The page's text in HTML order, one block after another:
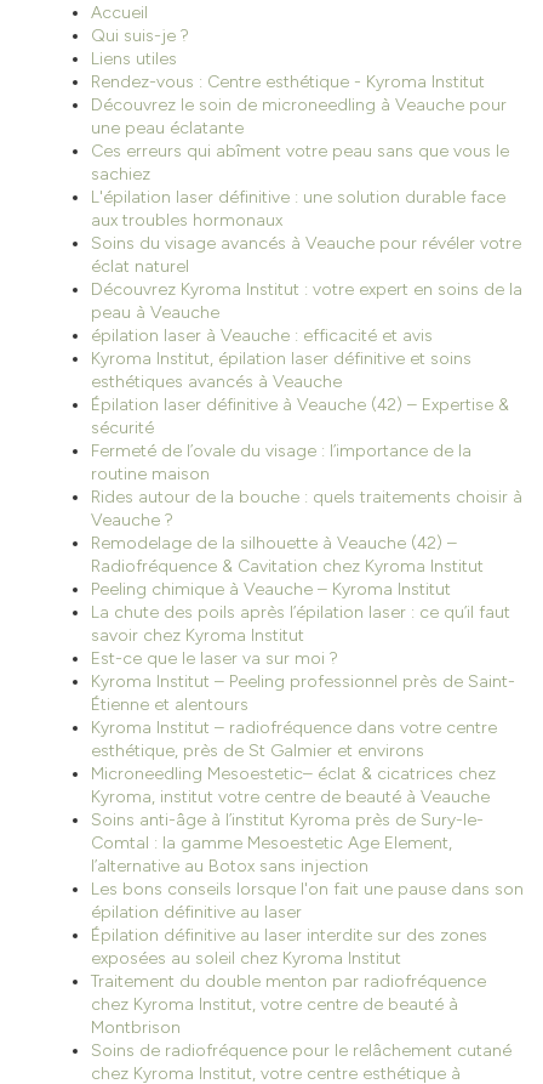
Accueil
Qui suis-je ?
Liens utiles
Rendez-vous : Centre esthétique - Kyroma Institut
Découvrez le soin de microneedling à Veauche pour
une peau éclatante
Ces erreurs qui abîment votre peau sans que vous le
sachiez
L'épilation laser définitive : une solution durable face
aux troubles hormonaux
Soins du visage avancés à Veauche pour révéler votre
éclat naturel
Découvrez Kyroma Institut : votre expert en soins de la
peau à Veauche
épilation laser à Veauche : efficacité et avis
Kyroma Institut, épilation laser définitive et soins
esthétiques avancés à Veauche
Épilation laser définitive à Veauche (42) – Expertise &
sécurité
Fermeté de l’ovale du visage : l’importance de la
routine maison
Rides autour de la bouche : quels traitements choisir à
Veauche ?
Remodelage de la silhouette à Veauche (42) –
Radiofréquence & Cavitation chez Kyroma Institut
Peeling chimique à Veauche – Kyroma Institut
La chute des poils après l’épilation laser : ce qu’il faut
savoir chez Kyroma Institut
Est-ce que le laser va sur moi ?
Kyroma Institut – Peeling professionnel près de Saint-
Étienne et alentours
Kyroma Institut – radiofréquence dans votre centre
esthétique, près de St Galmier et environs
Microneedling Mesoestetic– éclat & cicatrices chez
Kyroma, institut votre centre de beauté à Veauche
Soins anti-âge à l’institut Kyroma près de Sury-le-
Comtal : la gamme Mesoestetic Age Element,
l’alternative au Botox sans injection
Les bons conseils lorsque l'on fait une pause dans son
épilation définitive au laser
Épilation définitive au laser interdite sur des zones
exposées au soleil chez Kyroma Institut
Traitement du double menton par radiofréquence
chez Kyroma Institut, votre centre de beauté à
Montbrison
Soins de radiofréquence pour le relâchement cutané
chez Kyroma Institut, votre centre esthétique à